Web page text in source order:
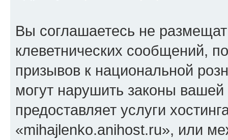
Вы соглашаетесь не
клеветнических сообщений,
призывов к национальной
могут нарушить законы
предоставляет услуги
«mihajlenko.anihost.ru», или